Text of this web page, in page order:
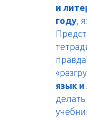
и
году ,
язык